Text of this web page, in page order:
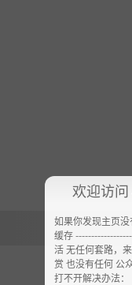
欢迎访
如果你发现主页
缓存
活 无任何套路，
赏 也没有任何 公
打不开解决办法：